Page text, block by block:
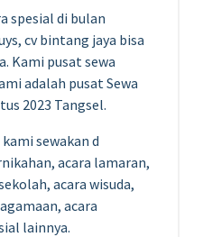
spesial di bulan
cv bintang jaya bisa
Kami pusat sewa
adalah pusat Sewa
2023 Tangsel.
sewakan d
acara lamaran,
acara wisuda,
acara
lainnya.